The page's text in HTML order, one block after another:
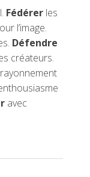
Fédérer les
l’image.
Défendre
créateurs.
avec